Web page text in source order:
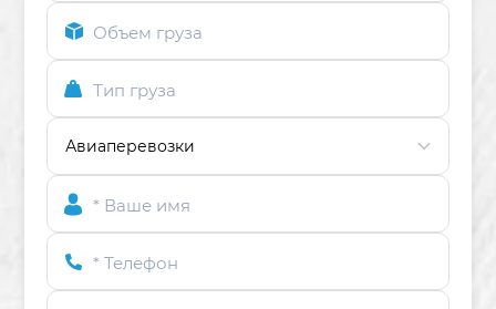
Объем груза
Тип груза
* Ваше имя
* Телефон